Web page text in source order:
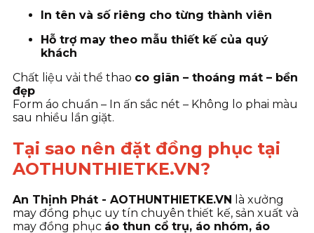
In tên và số riêng cho từng thành viên
Hỗ trợ may theo mẫu thiết kế của quý
khách
Chất liệu vải thể thao co giãn – thoáng mát – bền
đẹp
Form áo chuẩn – In ấn sắc nét – Không lo phai màu
sau nhiều lần giặt.
Tại sao nên đặt đồng phục tại
AOTHUNTHIETKE.VN?
An Thịnh Phát - AOTHUNTHIETKE.VN là xưởng
may đồng phục uy tín chuyên thiết kế, sản xuất và
may đồng phục áo thun cổ trụ, áo nhóm, áo